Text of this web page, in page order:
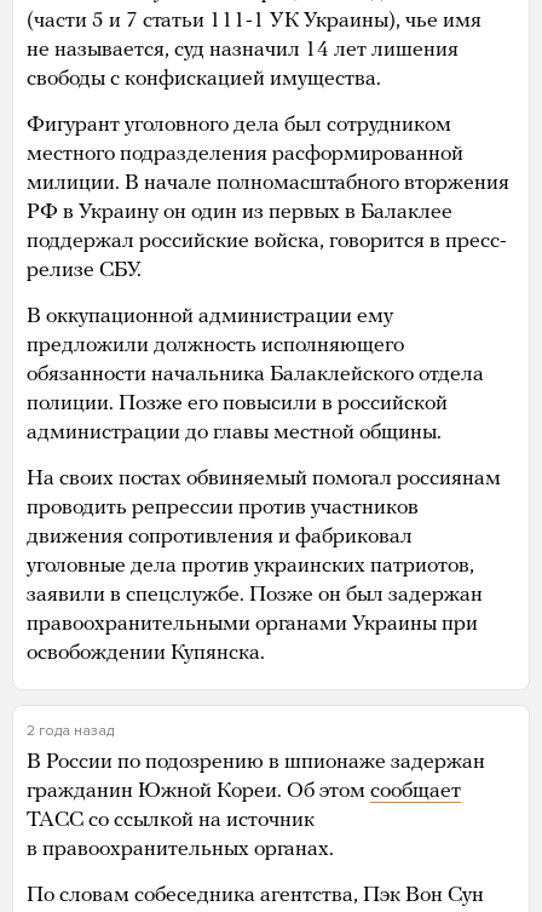
(части 5 и 7 статьи 111-1 УК Украины), чье имя
не называется, суд назначил 14 лет лишения
свободы с конфискацией имущества.
Фигурант уголовного дела был сотрудником
местного подразделения расформированной
милиции. В начале полномасштабного вторжения
РФ в Украину он один из первых в Балаклее
поддержал российские войска, говорится в пресс-
релизе СБУ.
В оккупационной администрации ему
предложили должность исполняющего
обязанности начальника Балаклейского отдела
полиции. Позже его повысили в российской
администрации до главы местной общины.
На своих постах обвиняемый помогал россиянам
проводить репрессии против участников
движения сопротивления и фабриковал
уголовные дела против украинских патриотов,
заявили в спецслужбе. Позже он был задержан
правоохранительными органами Украины при
освобождении Купянска.
2 года назад
В России по подозрению в шпионаже задержан
гражданин Южной Кореи. Об этом сообщает
ТАСС со ссылкой на источник
в правоохранительных органах.
По словам собеседника агентства, Пэк Вон Сун